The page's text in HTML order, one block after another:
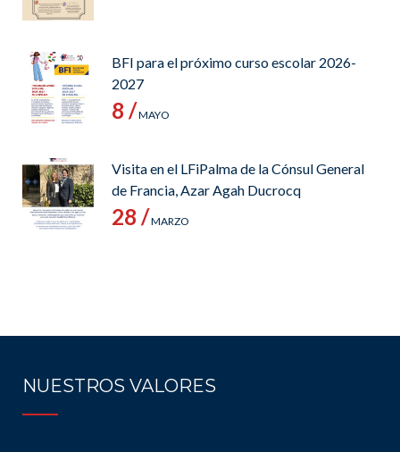
BFI para el próximo curso escolar 2026-
2027
8 /MAYO
Visita en el LFiPalma de la Cónsul General
de Francia, Azar Agah Ducrocq
28 /MARZO
NUESTROS VALORES